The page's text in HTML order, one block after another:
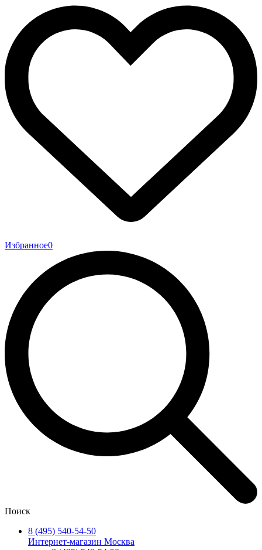
Избранное0
Поиск
8 (495) 540-54-50
Интернет-магазин Москва